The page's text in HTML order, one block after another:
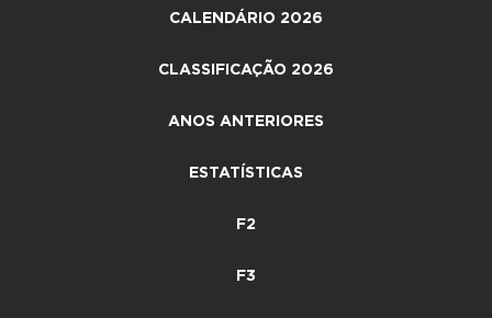
CALENDÁRIO 2026
CLASSIFICAÇÃO 2026
ANOS ANTERIORES
ESTATÍSTICAS
F2
F3